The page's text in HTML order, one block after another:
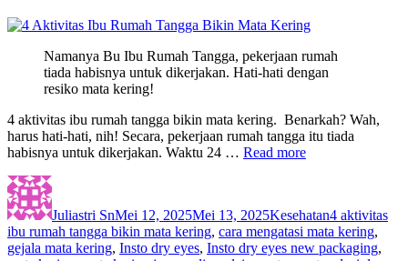
Solusi
Praktis
Air
Panas
untuk
Sehari-
hari
Namanya Bu Ibu Rumah Tangga, pekerjaan rumah
tiada habisnya untuk dikerjakan. Hati-hati dengan
resiko mata kering!
4 aktivitas ibu rumah tangga bikin mata kering. Benarkah? Wah,
harus hati-hati, nih! Secara, pekerjaan rumah tangga itu tiada
habisnya untuk dikerjakan. Waktu 24 … Read more
Author
Juliastri SnMei 12, 2025Mei 13, 2025Kesehatan4 aktivitas
ibu rumah tangga bikin mata kering, cara mengatasi mata kering,
gejala mata kering, Insto dry eyes, Insto dry eyes new packaging,